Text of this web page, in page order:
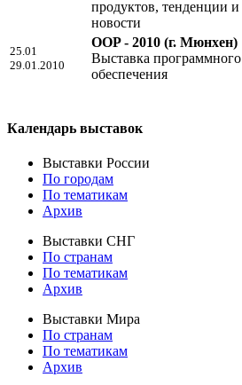
продуктов, тенденции и
новости
25.01
29.01.2010
OOP - 2010 (г. Мюнхен)
Выставка программного
обеспечения
Календарь выставок
Выставки России
По городам
По тематикам
Архив
Выставки СНГ
По странам
По тематикам
Архив
Выставки Мира
По странам
По тематикам
Архив